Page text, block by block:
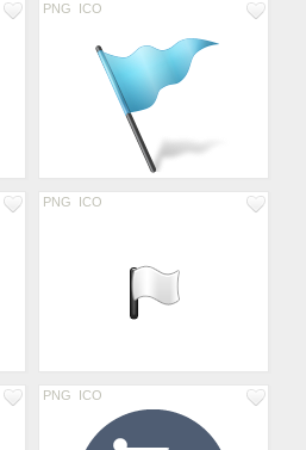
PNG ICO
PNG ICO
PNG ICO